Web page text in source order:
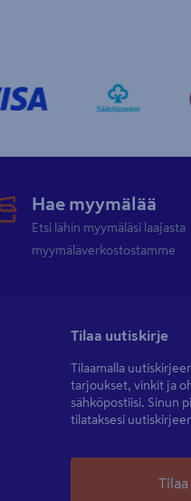
Hae myymälää
Etsi lähin myymäläsi laajasta
myymäläverkostostamme
Tilaa uutiskirje
Tilaamalla
tarjoukset, vinkit ja
sähköpostiisi. Sinun
tilataksesi